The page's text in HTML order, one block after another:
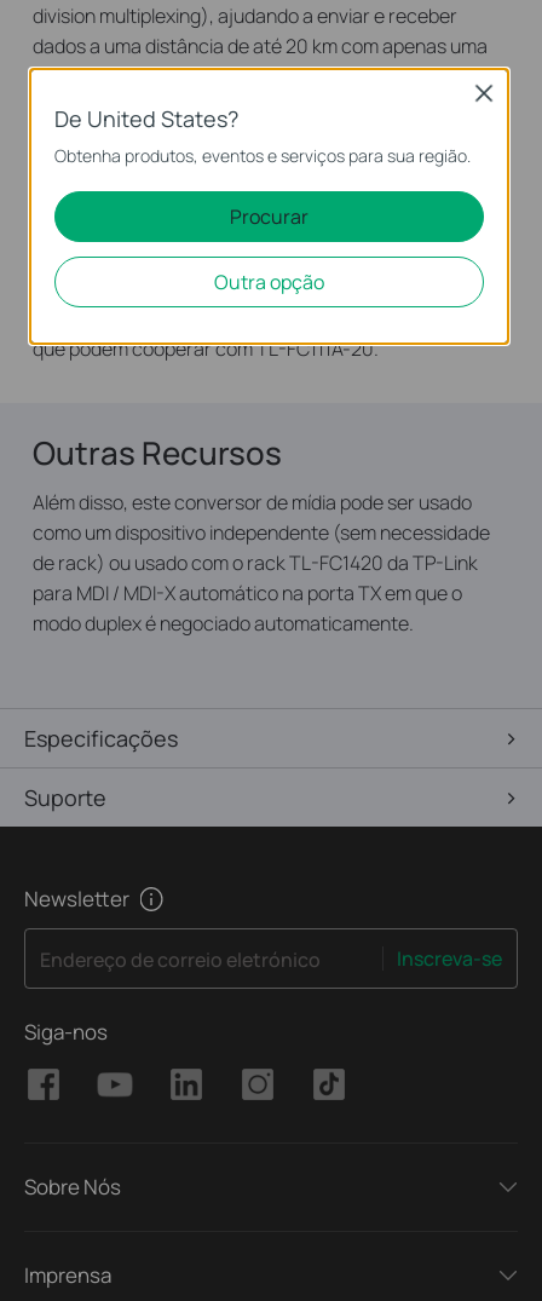
division multiplexing), ajudando a enviar e receber
dados a uma distância de até 20 km com apenas uma
fibra monomodo, o que economiza metade do custo de
implantação do cabo para os clientes. TL-FC111A-20
transmite dados em comprimento de onda de 1550nm e
recebe dados em comprimento de onda de 1310nm em
fibra óptica. Portanto, o dispositivo terminal usado em
conjunto com o TL-FC111A-20 deve enviar dados em um
comprimento de onda de 1310nm e receber dados em
um comprimento de onda de 1550nm. TP-Link outro
que podem cooperar com TL-FC111A-20.
Outras Recursos
Além disso, este conversor de mídia pode ser usado
como um dispositivo independente (sem necessidade
de rack) ou usado com o rack TL-FC1420 da TP-Link
para MDI / MDI-X automático na porta TX em que o
modo duplex é negociado automaticamente.
Especificações
Suporte
Newsletter
Endereço de correio eletrónico Inscreva-se
Siga-nos
Sobre Nós
Imprensa
De United States?
Obtenha produtos, eventos e serviços para sua região.
Procurar
Outra opção
Close